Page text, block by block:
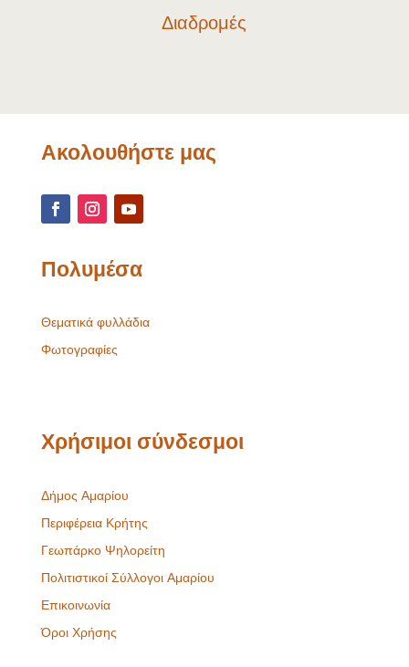
Διαδρομές
Ακολουθήστε μας
Πολυμέσα
Θεματικά φυλλάδια
Φωτογραφίες
Χρήσιμοι σύνδεσμοι
Δήμος Αμαρίου
Περιφέρεια Κρήτης
Γεωπάρκο Ψηλορείτη
Πολιτιστικοί Σύλλογοι Αμαρίου
Επικοινωνία
Όροι Χρήσης